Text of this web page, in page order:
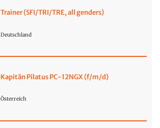
Trainer (SFI/TRI/TRE, all genders)
Deutschland
Kapitän Pilatus PC-12NGX (f/m/d)
Österreich